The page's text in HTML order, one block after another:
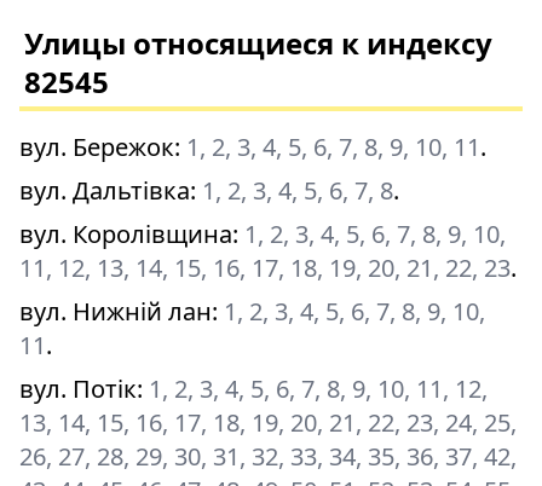
Улицы относящиеся к индексу
82545
вул. Бережок: 1, 2, 3, 4, 5, 6, 7, 8, 9, 10, 11.
вул. Дальтівка: 1, 2, 3, 4, 5, 6, 7, 8.
вул. Королівщина: 1, 2, 3, 4, 5, 6, 7, 8, 9, 10,
11, 12, 13, 14, 15, 16, 17, 18, 19, 20, 21, 22, 23.
вул. Нижній лан: 1, 2, 3, 4, 5, 6, 7, 8, 9, 10,
11.
вул. Потік: 1, 2, 3, 4, 5, 6, 7, 8, 9, 10, 11, 12,
13, 14, 15, 16, 17, 18, 19, 20, 21, 22, 23, 24, 25,
26, 27, 28, 29, 30, 31, 32, 33, 34, 35, 36, 37, 42,